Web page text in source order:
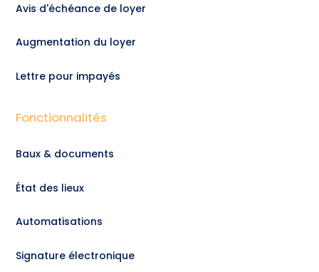
Avis d'échéance de loyer
Augmentation du loyer
Lettre pour impayés
Fonctionnalités
Baux & documents
État des lieux
Automatisations
Signature électronique